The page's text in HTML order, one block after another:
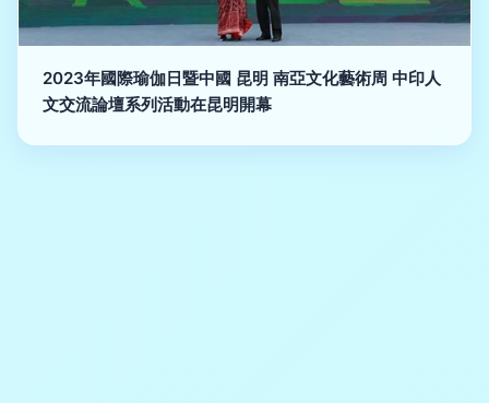
2023年國際瑜伽日暨中國 昆明 南亞文化藝術周 中印人
文交流論壇系列活動在昆明開幕